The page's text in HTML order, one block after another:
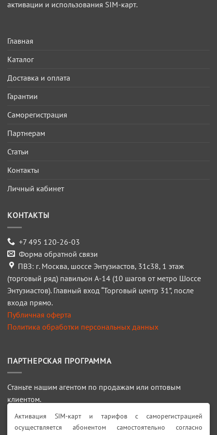
активации и использования SIM-карт.
Главная
Каталог
Доставка и оплата
Гарантии
Саморегистрация
Партнерам
Статьи
Контакты
Личный кабинет
КОНТАКТЫ
+7 495 120-26-03
Форма обратной связи
ПВЗ: г. Москва, шоссе Энтузиастов, 31с38, 1 этаж
(торговый ряд) павильон А-14 (10 шагов от метро Шоссе
Энтузиастов). Главный вход “Торговый центр 31”, после
входа прямо.
Публичная оферта
Политика обработки персональных данных
ПАРТНЕРСКАЯ ПРОГРАММА
Станьте нашим агентом по продажам или оптовым
клиентом.
ПОДРОБНЕЕ >>>
Активация SIM-карт и тарифов с саморегистрацией
осуществляется абонентом самостоятельно согласно